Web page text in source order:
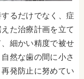
るだけでなく、症
た治療計画を立て
細かい精度で被せ
然な歯の間に小さ
発防止に努めてい